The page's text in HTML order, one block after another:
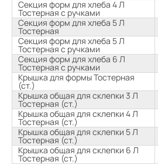
Секция форм для хлеба 4 Л
Тостерная с ручками
Секция форм для хлеба 5 Л
Тостерная
Секция форм для хлеба 5 Л
Тостерная с ручками
Секция форм для хлеба 6 Л
Тостерная с ручками
Крышка для формы Тостерная
(ст.)
Крышка общая для склепки 3 Л
Тостерная (ст.)
Крышка общая для склепки 4 Л
Тостерная (ст.)
Крышка общая для склепки 5 Л
Тостерная (ст.)
Крышка общая для склепки 6 Л
Тостерная (ст.)